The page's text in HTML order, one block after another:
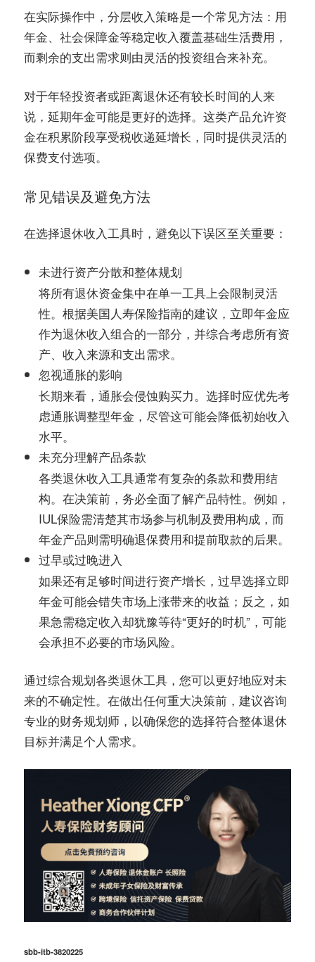
在实际操作中，分层收入策略是一个常见方法：用
年金、社会保障金等稳定收入覆盖基础生活费用，
而剩余的支出需求则由灵活的投资组合来补充。
对于年轻投资者或距离退休还有较长时间的人来
说，延期年金可能是更好的选择。这类产品允许资
金在积累阶段享受税收递延增长，同时提供灵活的
保费支付选项。
常见错误及避免方法
在选择退休收入工具时，避免以下误区至关重要：
未进行资产分散和整体规划
将所有退休资金集中在单一工具上会限制灵活
性。根据美国人寿保险指南的建议，立即年金应
作为退休收入组合的一部分，并综合考虑所有资
产、收入来源和支出需求。
忽视通胀的影响
长期来看，通胀会侵蚀购买力。选择时应优先考
虑通胀调整型年金，尽管这可能会降低初始收入
水平。
未充分理解产品条款
各类退休收入工具通常有复杂的条款和费用结
构。在决策前，务必全面了解产品特性。例如，
IUL保险需清楚其市场参与机制及费用构成，而
年金产品则需明确退保费用和提前取款的后果。
过早或过晚进入
如果还有足够时间进行资产增长，过早选择立即
年金可能会错失市场上涨带来的收益；反之，如
果急需稳定收入却犹豫等待“更好的时机”，可能
会承担不必要的市场风险。
通过综合规划各类退休工具，您可以更好地应对未
来的不确定性。在做出任何重大决策前，建议咨询
专业的财务规划师，以确保您的选择符合整体退休
目标并满足个人需求。
sbb-itb-3820225